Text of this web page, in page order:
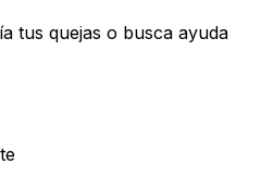
tus quejas o busca ayuda